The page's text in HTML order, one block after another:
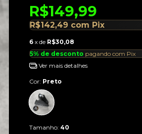
R$149,99
R$142,49 com Pix
6 x de R$30,08
5% de desconto pagando com Pix
Ver mais detalhes
Cor: Preto
Tamanho: 40